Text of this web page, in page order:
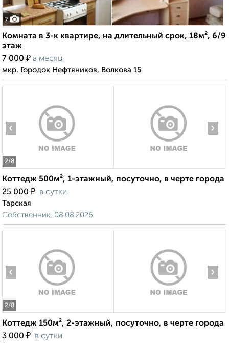
7
Комната в 3-к квартире, на длительный срок, 18м², 6/9
этаж
7 000 ₽ в месяц
мкр. Городок Нефтяников, Волкова 15
2/8
‹ ›
Коттедж 500м², 1-этажный, посуточно, в черте города
25 000 ₽ в сутки
Тарская
Собственник, 08.08.2026
2/8
‹ ›
Коттедж 150м², 2-этажный, посуточно, в черте города
3 000 ₽ в сутки